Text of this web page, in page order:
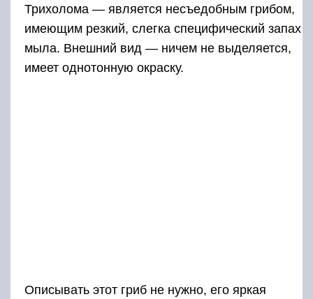
Трихолома — является несъедобным грибом,
имеющим резкий, слегка специфический запах
мыла. Внешний вид — ничем не выделяется,
имеет однотонную окраску.
Описывать этот гриб не нужно, его яркая